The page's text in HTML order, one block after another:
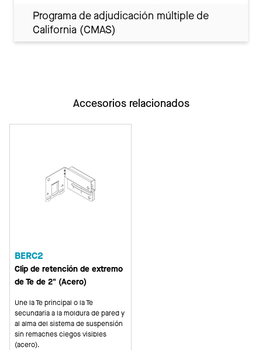
Programa de adjudicación múltiple de
California (CMAS)
Accesorios relacionados
BERC2
Clip de retención de extremo
de Te de 2" (Acero)
Une la Te principal o la Te
secundaria a la moldura de pared y
al alma del sistema de suspensión
sin remaches ciegos visibles
(acero).